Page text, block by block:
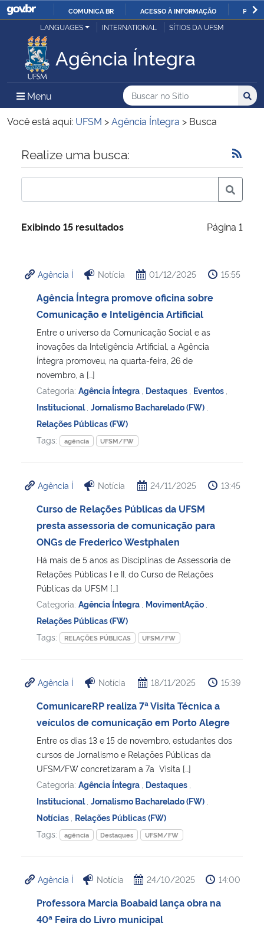
IR
COMUNICA BR ACESSO À INFORMAÇÃO
Ministério da Justiça e Segurança Pública
Ministério da Defesa
Ministério das Relações Exteriores
Ministério da Economia
Ministério da Infraestrutura
Ministério da Cidadania
Ministério da Saúde
Ministério de Minas e Energia
Ministério da Ciência, Tecnologia, Inovações e Comunicações
Ministério do Meio Ambiente
Ministério do Turismo
Ministério do Desenvolvimento Regional
Controladoria-Geral da União
Ministério da Mulher, da Família e dos Direitos Humanos
Secretaria-Geral
Secretaria de Governo
Gabinete de Segurança Institucional
Banco Central do Brasil
LANGUAGES INTERNATIONAL SÍTIOS DA UFSM
Agência Íntegra
Menu Menu Principal do Sítio
Busca
Buscar no no Sítio
Busca:
Você está aqui: UFSM >Agência Íntegra > Busca
Início do conteúdo
Realize uma busca:
Exibindo 15 resultados Página 1
Agência Í Notícia 01/12/2025 15:55
Agência Íntegra promove oficina sobre
Comunicação e Inteligência Artificial
Entre o universo da Comunicação Social e as
inovações da Inteligência Artificial, a Agência
Íntegra promoveu, na quarta-feira, 26 de
novembro, a […]
Categoria: Agência Íntegra Destaques Eventos
Institucional
Jornalismo Bacharelado (FW)
Relações Públicas (FW)
Tags:
agência UFSM/FW
Agência Í Notícia 24/11/2025 13:45
Curso de Relações Públicas da UFSM
presta assessoria de comunicação para
ONGs de Frederico Westphalen
Há mais de 5 anos as Disciplinas de Assessoria de
Relações Públicas I e II, do Curso de Relações
Públicas da UFSM […]
Categoria: Agência Íntegra MovimentAção
Relações Públicas (FW)
Tags:
RELAÇÕES PÚBLICAS UFSM/FW
Agência Í Notícia 18/11/2025 15:39
ComunicareRP realiza 7ª Visita Técnica a
veículos de comunicação em Porto Alegre
Entre os dias 13 e 15 de novembro, estudantes dos
cursos de Jornalismo e Relações Públicas da
UFSM/FW concretizaram a 7a Visita […]
Categoria: Agência Íntegra Destaques
Institucional
Jornalismo Bacharelado (FW)
Notícias Relações Públicas (FW)
Tags:
agência Destaques UFSM/FW
Agência Í Notícia 24/10/2025 14:00
Professora Marcia Boabaid lança obra na
40ª Feira do Livro municipal